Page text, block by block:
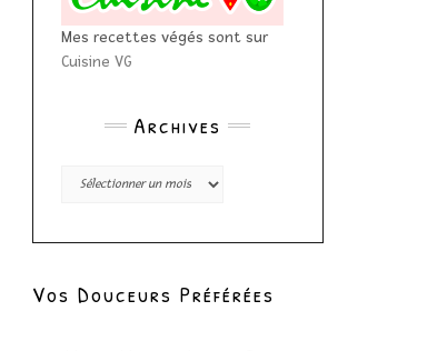
Mes recettes végés sont sur
Cuisine VG
Archives
Archives
Vos Douceurs Préférées